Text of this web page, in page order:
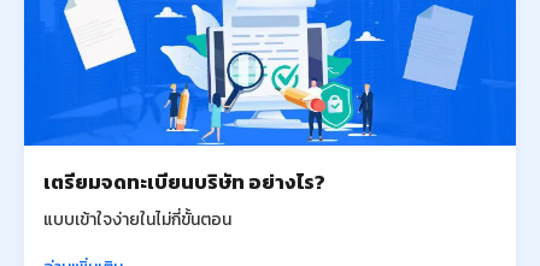
เตรียมจดทะเบียนบริษัท อย่างไร?
แบบเข้าใจง่ายในไม่กี่ขั้นตอน